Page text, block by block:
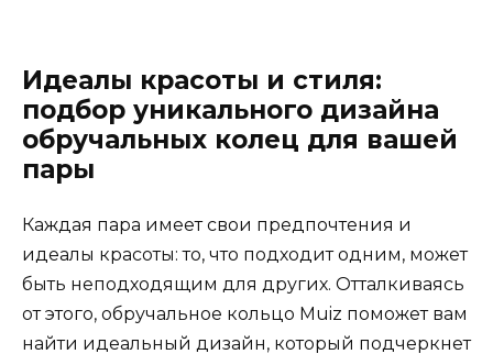
Идеалы красоты и стиля:
подбор уникального дизайна
обручальных колец для вашей
пары
Каждая пара имеет свои предпочтения и
идеалы красоты: то, что подходит одним, может
быть неподходящим для других. Отталкиваясь
от этого, обручальное кольцо Muiz поможет вам
найти идеальный дизайн, который подчеркнет